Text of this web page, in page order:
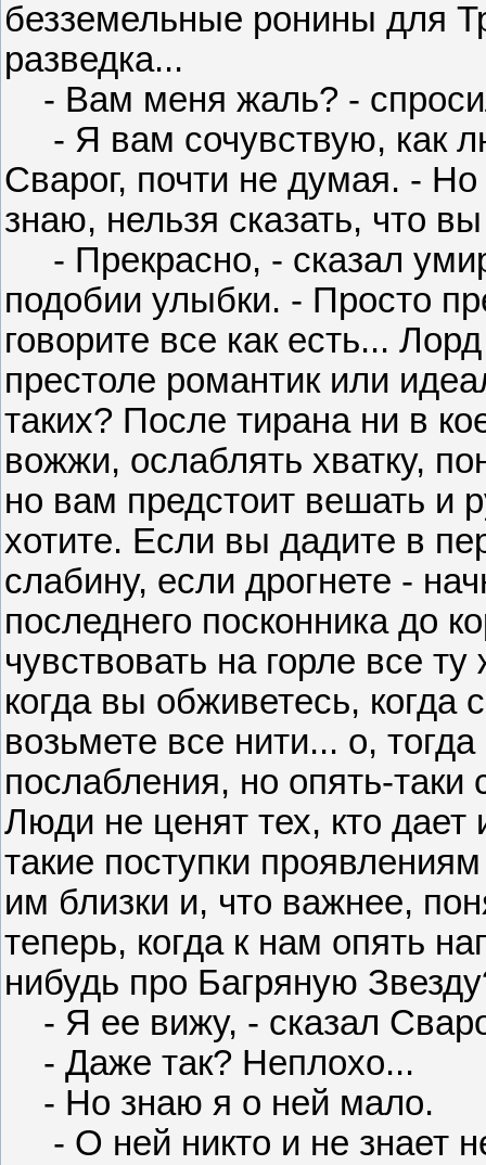
безземельные ронины для
разведка...
- Вам меня жаль? -
- Я вам сочувствую, как
Сварог, почти не думая. -
знаю, нельзя сказать, что
- Прекрасно, - сказал
подобии улыбки. - Просто
говорите все как есть...
престоле романтик или
таких? После тирана ни в
вожжи, ослаблять хватку,
но вам предстоит вешать и
хотите. Если вы дадите в
слабину, если дрогнете -
последнего посконника до
чувствовать на горле все
когда вы обживетесь, когда
возьмете все нити... о,
послабления, но опять-
Люди не ценят тех, кто
такие поступки
им близки и, что важнее,
теперь, когда к нам опять
нибудь про Багряную
- Я ее вижу, - сказал
- Даже так? Неплохо...
- Но знаю я о ней мало.
- О ней никто и не знает